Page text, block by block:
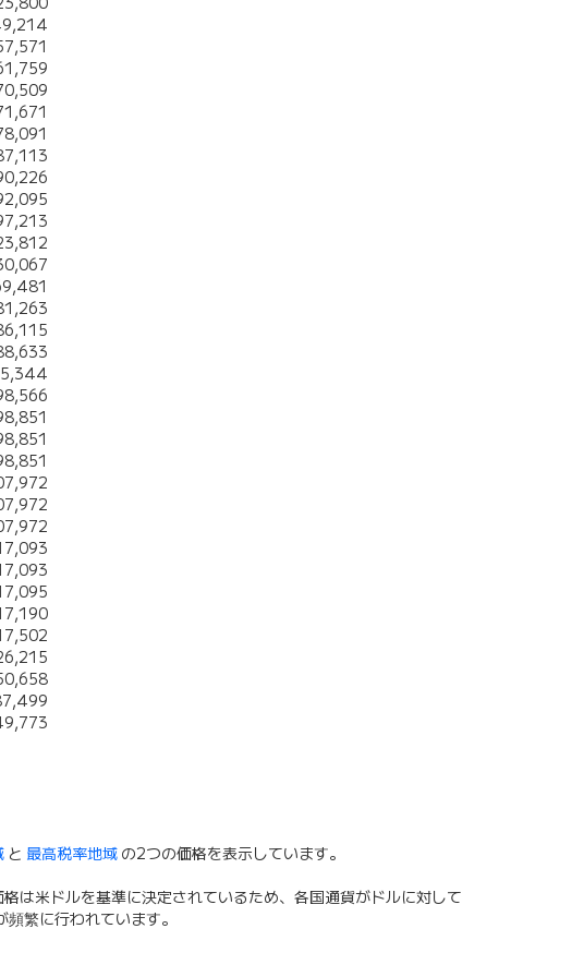
と 最高税率地域 の2つの価格を表示しています。
は米ドルを基準に決定されているため、各国通貨がドルに対して
繁に行われています。